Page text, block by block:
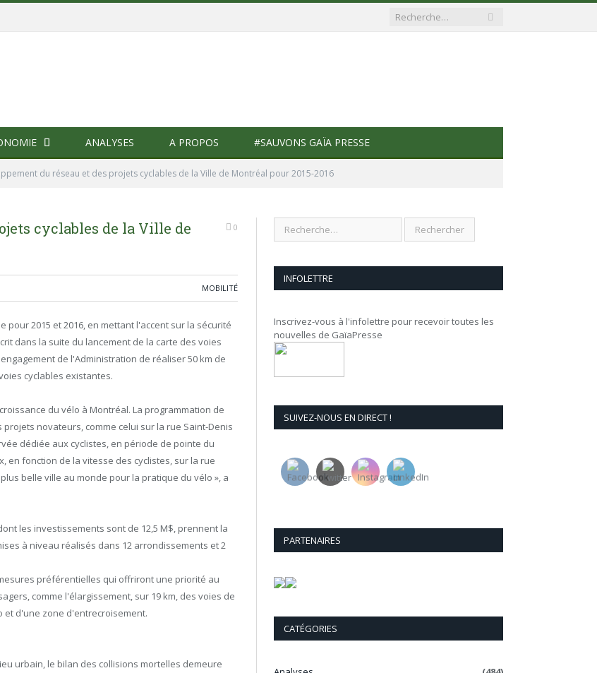
ANALYSES A PROPOS #SAUVONS GAÏA PRESSE
du réseau et des projets cyclables de la Ville de Montréal pour 2015-2016
cyclables de la Ville de
0
MOBILITÉ
pour 2015 et 2016, en mettant l'accent sur la sécurité
dans la suite du lancement de la carte des voies
de l'Administration de réaliser 50 km de
cyclables existantes.
du vélo à Montréal. La programmation de
novateurs, comme celui sur la rue Saint-Denis
dédiée aux cyclistes, en période de pointe du
en fonction de la vitesse des cyclistes, sur la rue
belle ville au monde pour la pratique du vélo », a
les investissements sont de 12,5 M$, prennent la
à niveau réalisés dans 12 arrondissements et 2
préférentielles qui offriront une priorité au
comme l'élargissement, sur 19 km, des voies de
et d'une zone d'entrecroisement.
urbain, le bilan des collisions mortelles demeure
INFOLETTRE
Inscrivez-vous à l'infolettre pour recevoir toutes les
nouvelles de GaïaPresse
SUIVEZ-NOUS EN DIRECT !
PARTENAIRES
CATÉGORIES